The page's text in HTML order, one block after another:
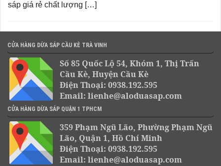
sáp giá rẻ chất lượng […]
CỬA HÀNG DỪA SÁP CẦU KÈ TRÀ VINH
Số 85 Quốc Lộ 54, Khóm 1, Thị Trấn
Cầu Kè, Huyện Cầu Kè
Điện Thoại: 0938.192.595
Email: lienhe@aloduasap.com
CỬA HÀNG DỪA SÁP QUẬN 1 TPHCM
359 Phạm Ngũ Lão, Phường Phạm Ngũ
Lão, Quận 1, Hồ Chí Minh
Điện Thoại: 0938.192.595
Email: lienhe@aloduasap.com